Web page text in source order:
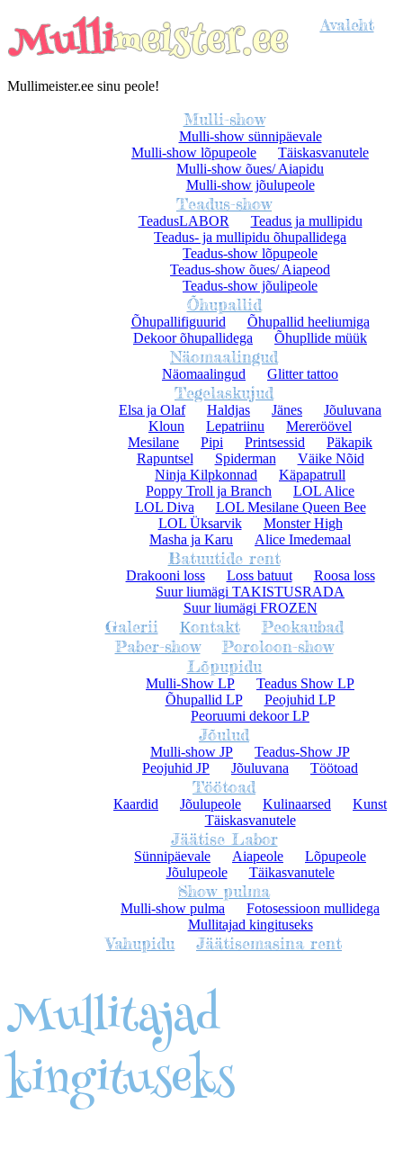
Mullimeister.ee sinu peole!
Avaleht
Mulli-show
Mulli-show sünnipäevale
Mulli-show lõpupeole
Täiskasvanutele
Mulli-show õues/ Aiapidu
Mulli-show jõulupeole
Teadus-show
TeadusLABOR
Teadus ja mullipidu
Teadus- ja mullipidu õhupallidega
Teadus-show lõpupeole
Teadus-show õues/ Aiapeod
Teadus-show jõulipeole
Õhupallid
Õhupallifiguurid
Õhupallid heeliumiga
Dekoor õhupallidega
Õhupllide müük
Näomaalingud
Näomaalingud Glitter tattoo
Tegelaskujud
Elsa ja Olaf Haldjas Jänes
Jõuluvana
Kloun
Lepatriinu
Mereröövel
Mesilane
Pipi Printsessid
Päkapik
Rapuntsel
Spiderman
Väike Nõid
Ninja Kilpkonnad
Käpapatrull
Poppy Troll ja Branch
LOL Alice
LOL Diva
LOL Mesilane Queen Bee
LOL Üksarvik
Monster High
Masha ja Karu
Alice Imedemaal
Batuutide rent
Drakooni loss Loss batuut
Roosa loss
Suur liumägi TAKISTUSRADA
Suur liumägi FROZEN
Galerii Кontakt
Peokaubad
Paber-show
Poroloon-show
Lõpupidu
Mulli-Show LP
Teadus Show LP
Õhupallid LP
Peojuhid LP
Peoruumi dekoor LP
Jõulud
Mulli-show JP
Teadus-Show JP
Peojuhid JP
Jõuluvana Töötoad
Töötoad
Кaardid Jõulupeole Kulinaarsed
Kunst
Täiskasvanutele
Jäätise Labor
Sünnipäevale Aiapeole
Lõpupeole
Jõulupeole
Täikasvanutele
Show pulma
Mulli-show pulma
Fotosessioon mullidega
Mullitajad kingituseks
Vahupidu Jäätisemasina rent
Mullitajad
kingituseks